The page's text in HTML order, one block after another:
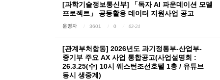
[과학기술정보통신부] 「독자 AI 파운데이션 모델
프로젝트」 공동활용 데이터 지원사업 공고
운영자 3601 0 03-24
[관계부처합동] 2026년도 과기정통부-산업부-
중기부 주요 AX 사업 통합공고(사업설명회 :
26.3.25(수) 10시 웨스턴조선호텔 1층 / 유튜브
동시 생중계)